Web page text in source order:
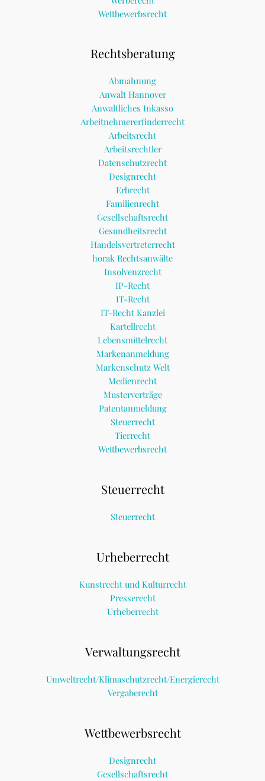
Wettbewerbsrecht
Rechtsberatung
Abmahnung
Anwalt Hannover
Anwaltliches Inkasso
Arbeitnehmererfinderrecht
Arbeitsrecht
Arbeitsrechtler
Datenschutzrecht
Designrecht
Erbrecht
Familienrecht
Gesellschaftsrecht
Gesundheitsrecht
Handelsvertreterrecht
horak Rechtsanwälte
Insolvenzrecht
IP-Recht
IT-Recht
IT-Recht Kanzlei
Kartellrecht
Lebensmittelrecht
Markenanmeldung
Markenschutz Welt
Medienrecht
Musterverträge
Patentanmeldung
Steuerrecht
Tierrecht
Wettbewerbsrecht
Steuerrecht
Steuerrecht
Urheberrecht
Kunstrecht und Kulturrecht
Presserecht
Urheberrecht
Verwaltungsrecht
Umweltrecht/Klimaschutzrecht/Energierecht
Vergaberecht
Wettbewerbsrecht
Designrecht
Gesellschaftsrecht